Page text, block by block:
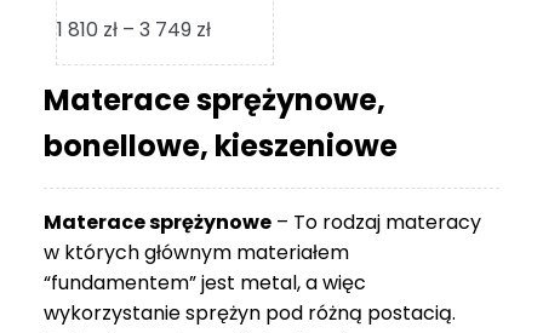
1 810 zł – 3 749 złZakres
cen:
od
1
810 zł
749 zł
Materace sprężynowe,
bonellowe, kieszeniowe
Materace sprężynowe – To rodzaj materacy
w których głównym materiałem
“fundamentem” jest metal, a więc
wykorzystanie sprężyn pod różną postacią.